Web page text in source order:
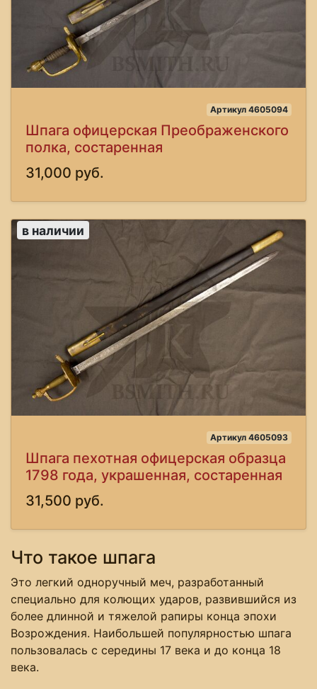
Артикул 4605094
Шпага офицерская Преображенского
полка, состаренная
31,000 руб.
в наличии
Артикул 4605093
Шпага пехотная офицерская образца
1798 года, украшенная, состаренная
31,500 руб.
Что такое шпага
Это легкий одноручный меч, разработанный
специально для колющих ударов, развившийся из
более длинной и тяжелой рапиры конца эпохи
Возрождения. Наибольшей популярностью шпага
пользовалась с середины 17 века и до конца 18
века.